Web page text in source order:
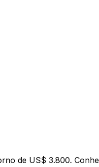
de US$ 3.800.